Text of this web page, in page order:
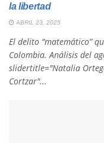
la libertad
ABRIL 23, 2025
El delito “matemático”
Colombia. Análisis del
slidertitle="Natalia
Cortzar"...